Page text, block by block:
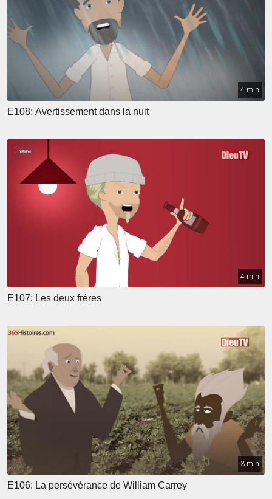
4 min
E108: Avertissement dans la nuit
4 min
E107: Les deux frères
3 min
E106: La persévérance de William Carrey